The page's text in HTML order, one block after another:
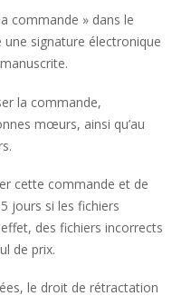
commande » dans le
signature électronique
la commande,
mœurs, ainsi qu’au
cette commande et de
jours si les fichiers
des fichiers incorrects
de prix.
le droit de rétractation